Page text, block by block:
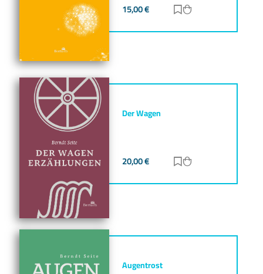
15,00€ Zur Merkliste
Der Wagen
20,00€ Zur Merkliste
Augentrost